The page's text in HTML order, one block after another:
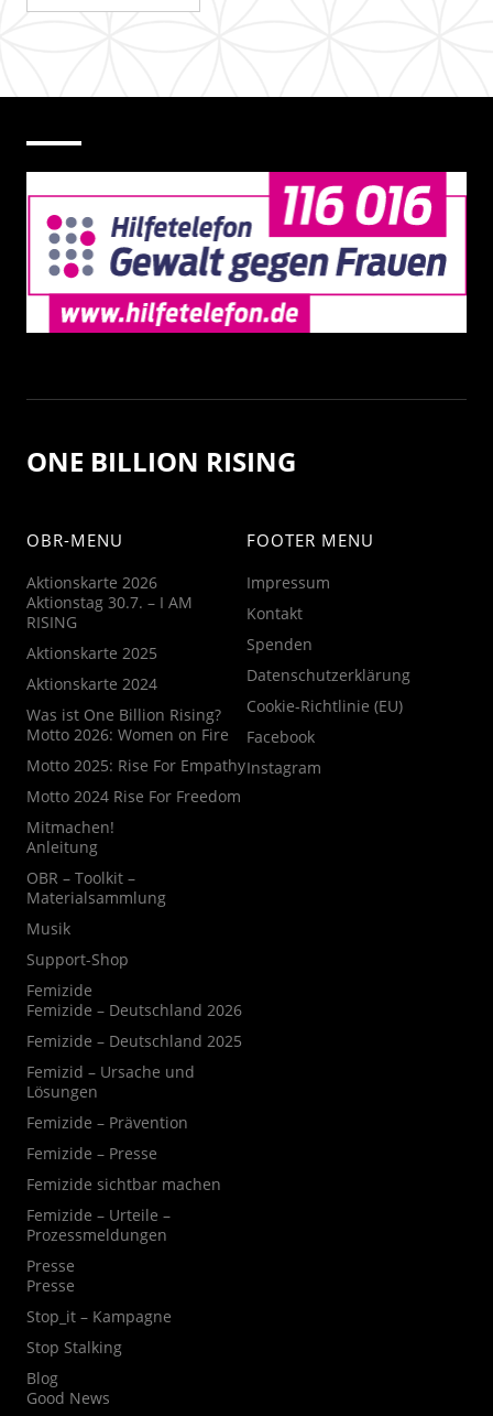
ONE BILLION RISING
OBR-MENU
Aktionskarte 2026
Aktionstag 30.7. – I AM
RISING
Aktionskarte 2025
Aktionskarte 2024
Was ist One Billion Rising?
Motto 2026: Women on Fire
Motto 2025: Rise For Empathy
Motto 2024 Rise For Freedom
Mitmachen!
Anleitung
OBR – Toolkit –
Materialsammlung
Musik
Support-Shop
Femizide
Femizide – Deutschland 2026
Femizide – Deutschland 2025
Femizid – Ursache und
Lösungen
Femizide – Prävention
Femizide – Presse
Femizide sichtbar machen
Femizide – Urteile –
Prozessmeldungen
Presse
Presse
Stop_it – Kampagne
Stop Stalking
Blog
Good News
FOOTER MENU
Impressum
Kontakt
Spenden
Datenschutzerklärung
Cookie-Richtlinie (EU)
Facebook
Instagram